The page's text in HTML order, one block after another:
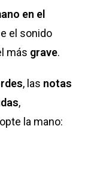
en el
el sonido
más grave.
, las notas
,
la mano: